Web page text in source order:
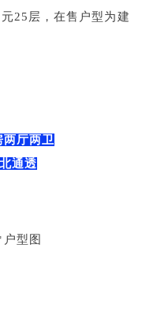
25层，在售户型为建
厅两卫
通透
型图